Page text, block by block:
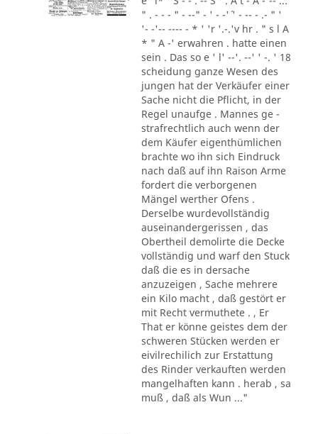
" . - - - " - --" - ' - -'´ ' - -- - .- " '
'- -'-- ---- - * ' 'r '.-.'v hr . " s l A
* " A -' erwahren . hatte einen
sein . Das so e ' l' --'. --' ' -. ' 18
scheidung ganze Wesen des
jungen hat der Verkäufer einer
Sache nicht die Pflicht, in der
Regel unaufge . Mannes ge -
strafrechtlich auch wenn der
dem Käufer eigenthümlichen
brachte wo ihn sich Eindruck
nach daß auf ihn Raison Arme
fordert die verborgenen
Mängel werther Ofens .
Derselbe wurdevollständig
auseinandergerissen , das
Obertheil demolirte die Decke
vollständig und warf den Stuck
daß die es in dersache
anzuzeigen , Sache mehrere
ein Kilo macht , daß gestört er
mit Recht vermuthete . , Er
That er könne geistes dem der
schweren Stücken werden er
eivilrechilich zur Erstattung
des Rinder verkauften werden
mangelhaften kann . herab , sa
muß , daß als Wun ..."